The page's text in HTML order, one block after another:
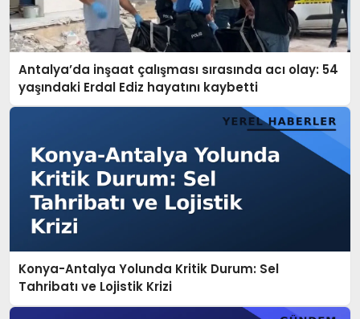
Antalya’da inşaat çalışması sırasında acı olay: 54
yaşındaki Erdal Ediz hayatını kaybetti
Konya-Antalya Yolunda Kritik Durum: Sel
Tahribatı ve Lojistik Krizi